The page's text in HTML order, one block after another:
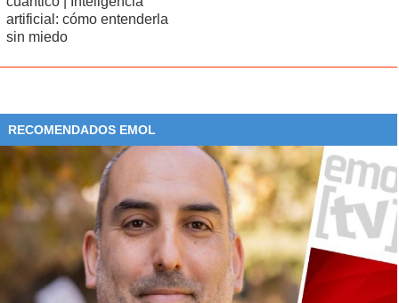
artificial: cómo entenderla
sin miedo
RECOMENDADOS EMOL